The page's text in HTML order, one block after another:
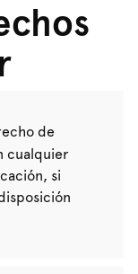
de
cualquier
si